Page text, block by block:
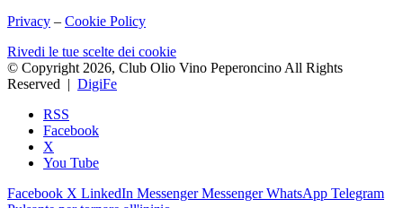
Privacy – Cookie Policy
Rivedi le tue scelte dei cookie
© Copyright 2026, Club Olio Vino Peperoncino All Rights
Reserved | DigiFe
RSS
Facebook
X
You Tube
Facebook X LinkedIn Messenger Messenger WhatsApp Telegram